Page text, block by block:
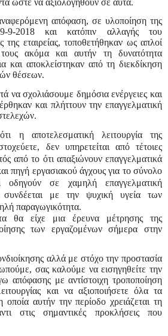
ώστε να αξιολογηθούν σε αυτά.
απόφαση, σε υλοποίηση της
9-2018 και κατόπιν αλλαγής του
της εταιρείας, τοποθετήθηκαν ως απλοί
ακόμα και αυτήν τη δυνατότητα
και αποκλείστηκαν από τη διεκδίκηση
θέσεων.
να σχολιάσουμε δημόσια ενέργειες και
και πλήττουν την επαγγελματική
η αποτελεσματική λειτουργία της
δεν υπηρετείται από τέτοιες
από το ότι απαξιώνουν επαγγελματικά
πηγή εργασιακού άγχους για το σύνολο
οδηγούν σε χαμηλή επαγγελματική
συνδέεται με την ψυχική υγεία των
παραγωγικότητα.
θα είχε μια έρευνα μέτρησης της
των εργαζομένων σήμερα στην
αλλά με στόχο την προστασία
σας καλούμε να εισηγηθείτε την
απόφασης με αντίστοιχη τροποποίηση
και να αξιοποιήσετε όλα τα
οποία αυτήν την περίοδο χρειάζεται τη
στις σημαντικές προκλήσεις που